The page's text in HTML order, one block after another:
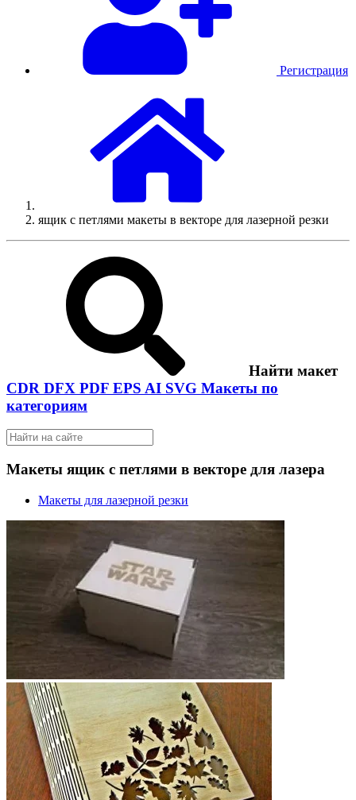
Регистрация
ящик с петлями макеты в векторе для лазерной резки
Найти макет
CDR DFX PDF EPS AI SVG Макеты по
категориям
Макеты ящик с петлями в векторе для лазера
Макеты для лазерной резки